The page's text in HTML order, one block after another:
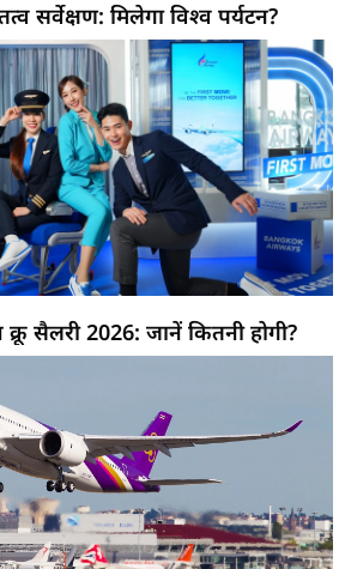
सर्वेक्षण: मिलेगा विश्व पर्यटन?
सैलरी 2026: जानें कितनी होगी?